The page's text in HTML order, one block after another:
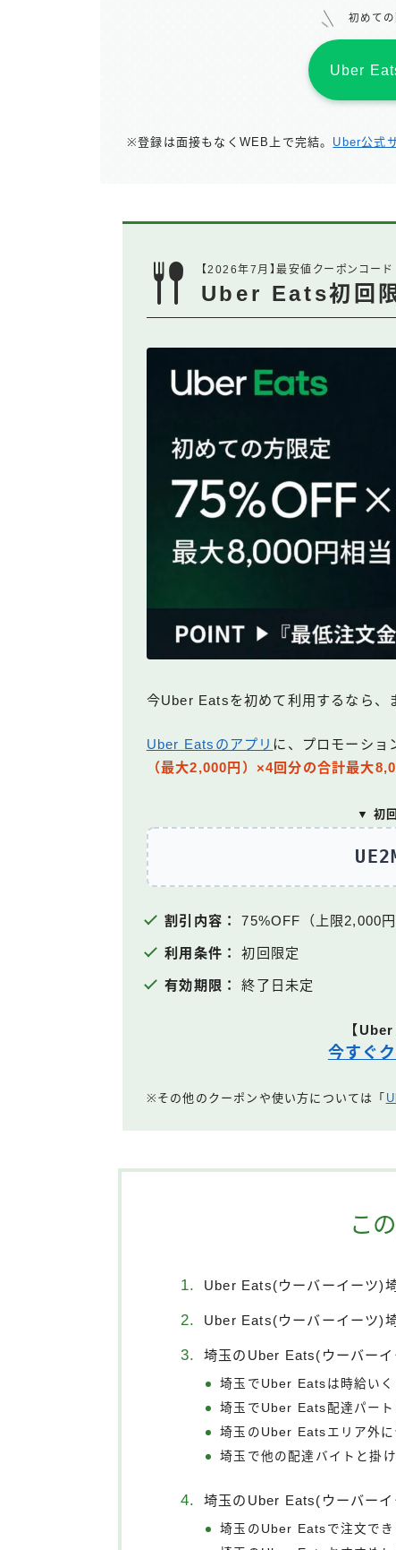
初めて
Uber
※登録は面接もなくWEB上で完結。 Uber公式
【2026年7月】最安値クーポンコード
Uber Eats初回
今Uber Eatsを初めて利用するなら、
Uber Eatsのアプリ に、プロモーショ
（最大2,000円）×4回分の合計最大
▼ 初
割引内容： 75%OFF（上限2,000円
利用条件： 初回限定
有効期限： 終了日未定
【
今すぐ
※その他のクーポンや使い方については「
こ
Uber Eats(ウーバーイーツ)
Uber Eats(ウーバーイーツ)
埼玉のUber Eats(ウーバー
埼玉でUber Eatsは時給いく
埼玉でUber Eats配達パー
埼玉のUber Eatsエリア外に
埼玉で他の配達バイトと掛
埼玉のUber Eats(ウーバー
埼玉のUber Eatsで注文でき